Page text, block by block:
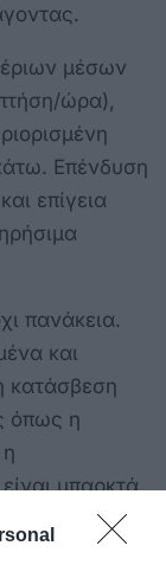
μέσων
ώρα),
Επένδυση
επίγεια
πανάκεια.
και
κατάσβεση
όπως η
υπαρκτά
μηχανισμό